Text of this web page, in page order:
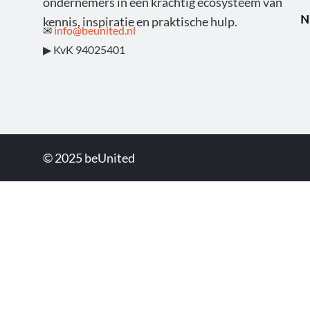
kennis, inspiratie en praktische hulp.
✉info@beunited.nl
▶ KvK 94025401
© 2025 beUnited